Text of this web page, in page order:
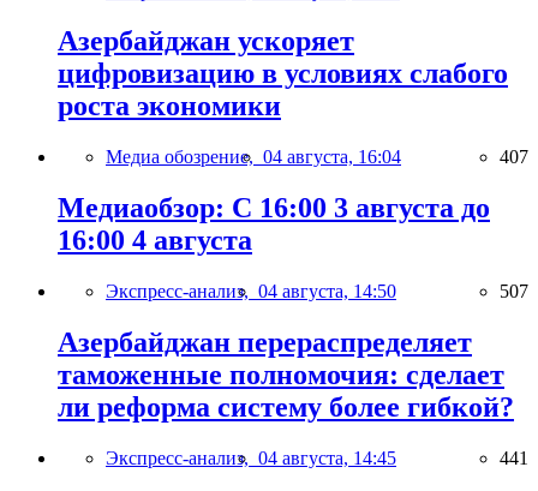
Азербайджан ускоряет
цифровизацию в условиях слабого
роста экономики
Медиа обозрение, 04 августа, 16:04 407
Медиаобзор: С 16:00 3 августа до
16:00 4 августа
Экспресс-анализ, 04 августа, 14:50 507
Азербайджан перераспределяет
таможенные полномочия: сделает
ли реформа систему более гибкой?
Экспресс-анализ, 04 августа, 14:45 441